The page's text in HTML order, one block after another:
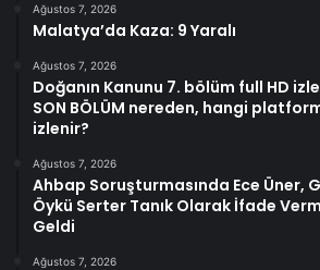
Ağustos 7, 2026
Malatya’da Kaza: 9 Yaralı
Ağustos 7, 2026
Doğanın Kanunu 7. bölüm full HD
SON BÖLÜM nereden, hangi
izlenir?
Ağustos 7, 2026
Ahbap Soruşturmasında Ece Üner,
Öykü Serter Tanık Olarak İfade
Geldi
Ağustos 7, 2026